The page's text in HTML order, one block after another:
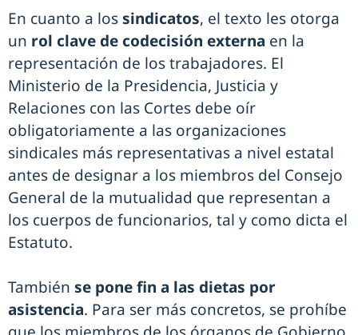
En cuanto a lossindicatos, el texto les otorga
un rol clave de codecisión externa en la
representación de los trabajadores. El
Ministerio de la Presidencia, Justicia y
Relaciones con las Cortes debe oír
obligatoriamente a las organizaciones
sindicales más representativas a nivel estatal
antes de designar a los miembros del Consejo
General de la mutualidad que representan a
los cuerpos de funcionarios, tal y como dicta el
Estatuto.
También se pone fin a las dietas por
asistencia. Para ser más concretos, se prohíbe